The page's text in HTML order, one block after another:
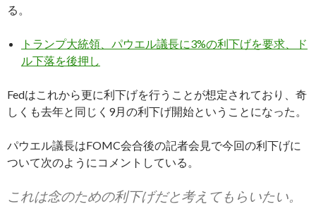
る。
トランプ大統領、パウエル議長に3%の利下げを要求、ド
ル下落を後押し
Fedはこれから更に利下げを行うことが想定されており、奇
しくも去年と同じく9月の利下げ開始ということになった。
パウエル議長はFOMC会合後の記者会見で今回の利下げに
ついて次のようにコメントしている。
これは念のための利下げだと考えてもらいたい。